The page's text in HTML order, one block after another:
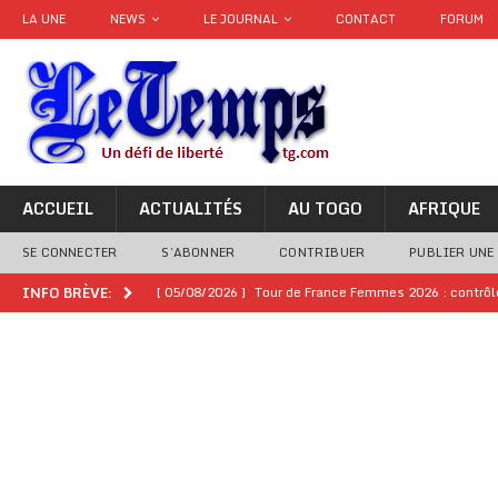
LA UNE NEWS LE JOURNAL CONTACT FORUM
ACCUEIL ACTUALITÉS AU TOGO AFRIQUE
SE CONNECTER S’ABONNER CONTRIBUER PUBLIER UNE
INFO BRÈVE: [ 05/08/2026 ] Tour de France Femmes 2026 :